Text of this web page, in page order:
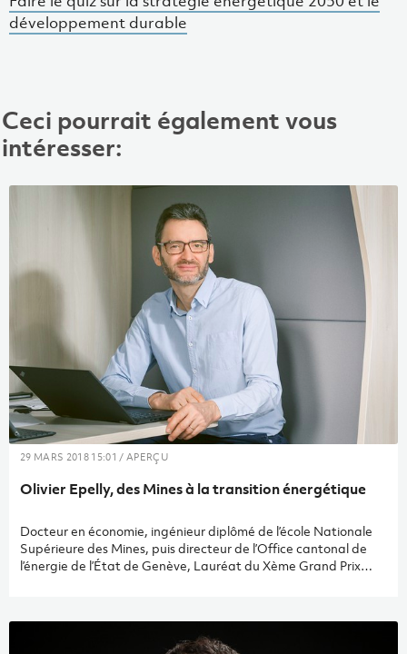
développement durable
Ceci pourrait également vous
intéresser:
29 MARS 2018 15:01 / APERÇU
Olivier Epelly, des Mines à la transition énergétique
Docteur en économie, ingénieur diplômé de l’école Nationale
Supérieure des Mines, puis directeur de l’Office cantonal de
l’énergie de l’État de Genève, Lauréat du Xème Grand Prix
découvrir le plan d’action de cet homme de vocation.